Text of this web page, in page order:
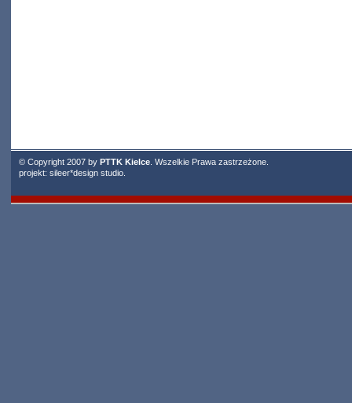
© Copyright 2007 by PTTK Kielce . Wszelkie Prawa zastrzeżone.
projekt: sileer*design studio